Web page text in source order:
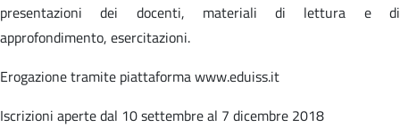
presentazioni dei docenti, materiali di lettura e di
approfondimento, esercitazioni.
Erogazione tramite piattaforma www.eduiss.it
Iscrizioni aperte dal 10 settembre al 7 dicembre 2018